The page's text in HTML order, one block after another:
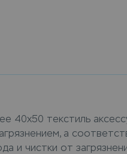
40х50 текстиль
а
и чистки от